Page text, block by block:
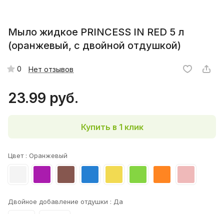
Мыло жидкое PRINCESS IN RED 5 л
(оранжевый, с двойной отдушкой)
0 Нет отзывов
23.99 руб.
Купить в 1 клик
Цвет : Оранжевый
Двойное добавление отдушки : Да